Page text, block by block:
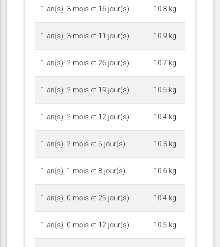
1 an(s), 3 mois et 16 jour(s) 10.8 kg
1 an(s), 3 mois et 11 jour(s) 10.9 kg
1 an(s), 2 mois et 26 jour(s) 10.7 kg
1 an(s), 2 mois et 19 jour(s) 10.5 kg
1 an(s), 2 mois et 12 jour(s) 10.4 kg
1 an(s), 2 mois et 5 jour(s) 10.3 kg
1 an(s), 1 mois et 8 jour(s) 10.6 kg
1 an(s), 0 mois et 25 jour(s) 10.4 kg
1 an(s), 0 mois et 12 jour(s) 10.5 kg